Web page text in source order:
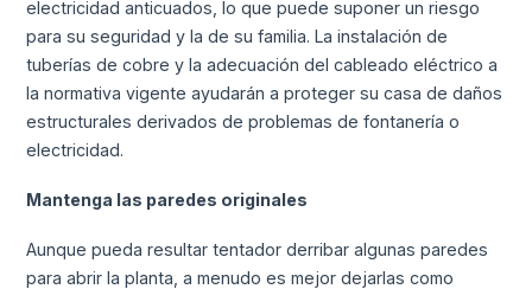
electricidad anticuados, lo que puede suponer un riesgo
para su seguridad y la de su familia. La instalación de
tuberías de cobre y la adecuación del cableado eléctrico a
la normativa vigente ayudarán a proteger su casa de daños
estructurales derivados de problemas de fontanería o
electricidad.
Mantenga las paredes originales
Aunque pueda resultar tentador derribar algunas paredes
para abrir la planta, a menudo es mejor dejarlas como